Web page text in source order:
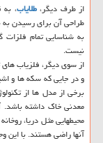
از طرف دیگر،طلایاب،
طراحی آن برای رسیدن به
به شناسایی تمام فلزات
نیست.
از سوی دیگر، فلزیاب
و در جایی که سکه ها و
برخی از مدل ها از
معدنی خاک داشته باشد.
محیطهایی مثل دریا،
آنها راضی هستند. با